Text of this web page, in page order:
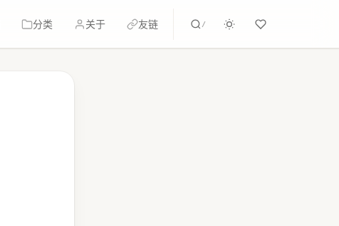
分类 关于 友链 /